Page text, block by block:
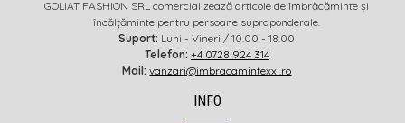
GOLIAT FASHION SRL comercializează articole de îmbrăcăminte și
încălțăminte pentru persoane supraponderale.
Suport: Luni - Vineri / 10.00 - 18.00
Telefon: +4 0728 924 314
Mail: vanzari@imbracamintexxl.ro
INFO